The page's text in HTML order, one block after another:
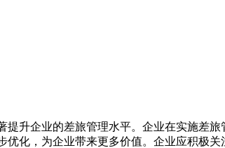
升企业的差旅管理水平。企业在实施差
化，为企业带来更多价值。企业应积极关